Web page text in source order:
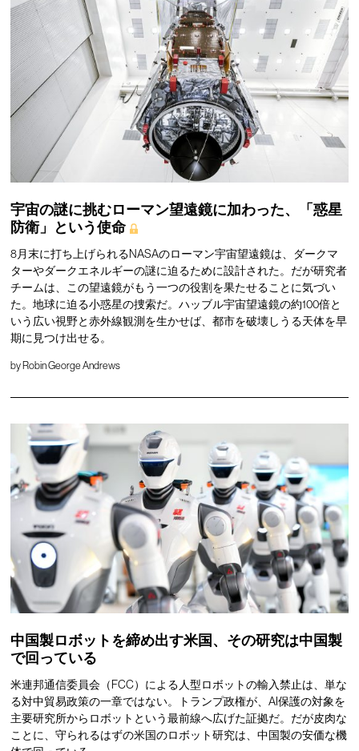
宇宙の謎に挑むローマン望遠鏡に加わった、「惑星
防衛」という使命
8月末に打ち上げられるNASAのローマン宇宙望遠鏡は、ダークマ
ターやダークエネルギーの謎に迫るために設計された。だが研究者
チームは、この望遠鏡がもう一つの役割を果たせることに気づい
た。地球に迫る小惑星の捜索だ。ハッブル宇宙望遠鏡の約100倍と
いう広い視野と赤外線観測を生かせば、都市を破壊しうる天体を早
期に見つけ出せる。
by Robin George Andrews
中国製ロボットを締め出す米国、その研究は中国製
で回っている
米連邦通信委員会（FCC）による人型ロボットの輸入禁止は、単な
る対中貿易政策の一章ではない。トランプ政権が、AI保護の対象を
主要研究所からロボットという最前線へ広げた証拠だ。だが皮肉な
ことに、守られるはずの米国のロボット研究は、中国製の安価な機